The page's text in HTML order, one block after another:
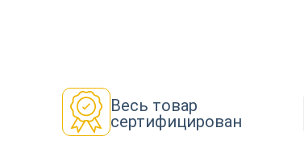
Инструменты
Весь товар
сертифицирован